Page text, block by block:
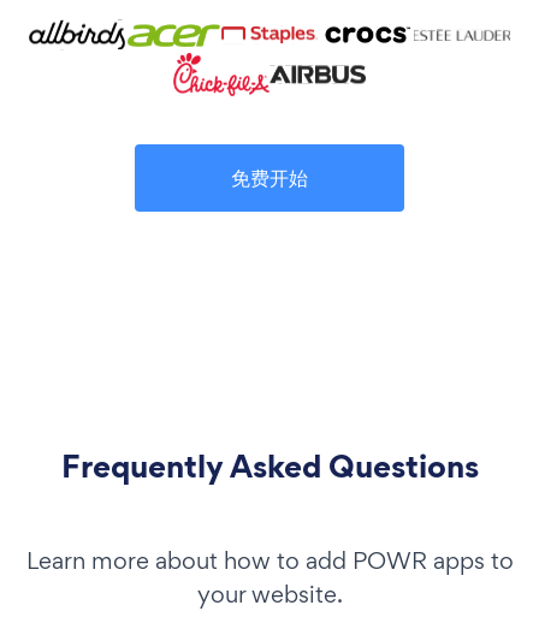
免费开始
Frequently Asked Questions
Learn more about how to add POWR apps to
your website.